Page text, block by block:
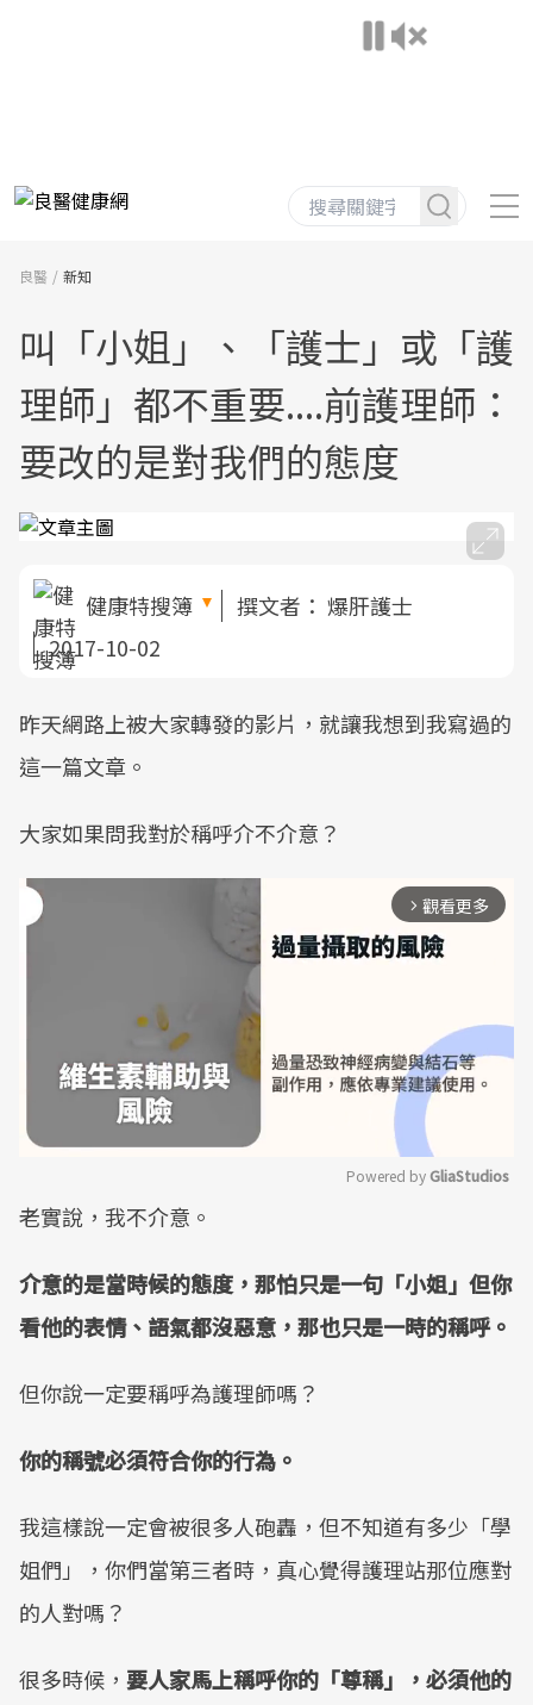
良醫 新知
叫「小姐」、「護士」或「護
理師」都不重要....前護理師：
要改的是對我們的態度
健康特搜簿 撰文者： 爆肝護士
2017-10-02
昨天網路上被大家轉發的影片，就讓我想到我寫過的
這一篇文章。
大家如果問我對於稱呼介不介意？
arrow_forward_ios 觀看更多
Powered by GliaStudios
老實說，我不介意。
介意的是當時候的態度，那怕只是一句「小姐」但你
看他的表情、語氣都沒惡意，那也只是一時的稱呼。
但你說一定要稱呼為護理師嗎？
你的稱號必須符合你的行為。
我這樣說一定會被很多人砲轟，但不知道有多少「學
姐們」，你們當第三者時，真心覺得護理站那位應對
的人對嗎？
很多時候， 要人家馬上稱呼你的「尊稱」，必須他的